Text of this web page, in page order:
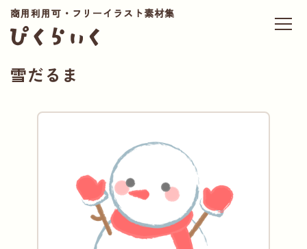
商用利用可・フリーイラスト素材集
雪だるま